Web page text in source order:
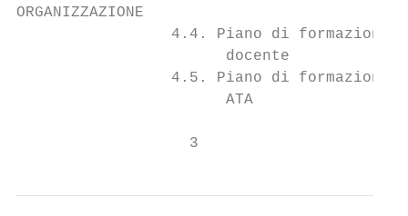
ORGANIZZAZIONE
4.4. Piano di formazione
                       docente
4.5. Piano di formazione
                       ATA
                   3